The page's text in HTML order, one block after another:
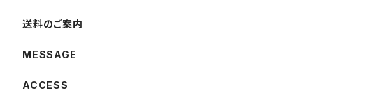
送料のご案内
MESSAGE
ACCESS